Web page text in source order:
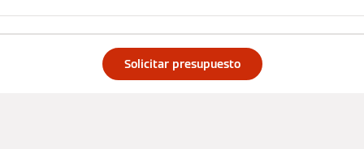
Solicitar presupuesto